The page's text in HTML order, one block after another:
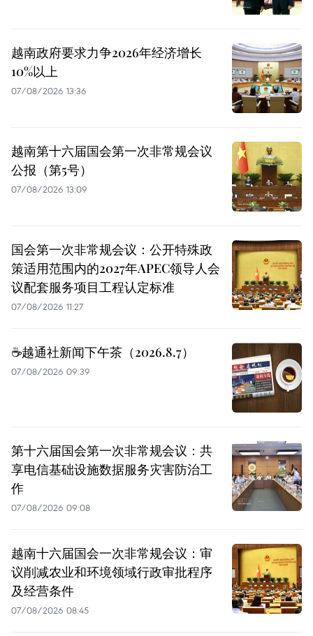
越南政府要求力争2026年经济增长
10%以上
07/08/2026 13:36
越南第十六届国会第一次非常规会议
公报（第5号）
07/08/2026 13:09
国会第一次非常规会议：公开特殊政
策适用范围内的2027年APEC领导人会
议配套服务项目工程认定标准
07/08/2026 11:27
☕️越通社新闻下午茶（2026.8.7）
07/08/2026 09:39
第十六届国会第一次非常规会议：共
享电信基础设施数据服务灾害防治工
作
07/08/2026 09:08
越南十六届国会一次非常规会议：审
议削减农业和环境领域行政审批程序
及经营条件
07/08/2026 08:45